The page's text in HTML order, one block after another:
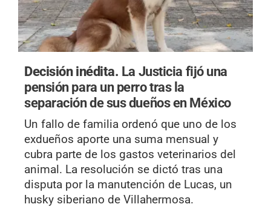
Decisión inédita. La Justicia fijó una
pensión para un perro tras la
separación de sus dueños en México
Un fallo de familia ordenó que uno de los
exdueños aporte una suma mensual y
cubra parte de los gastos veterinarios del
animal. La resolución se dictó tras una
disputa por la manutención de Lucas, un
husky siberiano de Villahermosa.